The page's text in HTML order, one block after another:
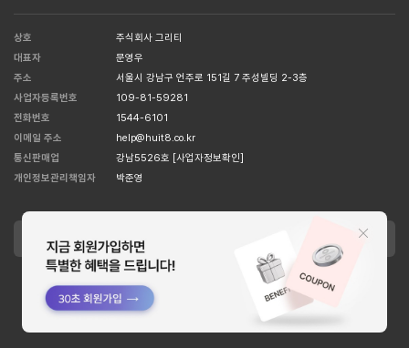
상호
주식회사 그리티
대표자
문영우
주소
서울시 강남구 언주로 151길 7 주성빌딩 2-3층
사업자등록번호
109-81-59281
전화번호
1544-6101
이메일 주소
help@huit8.co.kr
통신판매업
강남5526호
[사업자정보확인]
개인정보관리책임자
박준영
APPLE STORE
Copyright MCORSET INC. All Right Reserved. designed by